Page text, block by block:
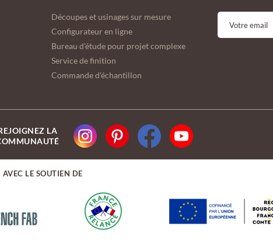
Découpes et usinages sur mesure
Configurateur en ligne
Bureau d'étude pour projet complexe
Service de finition
Commande d'échantillon
LA
AVEC LE SOUTIEN DE